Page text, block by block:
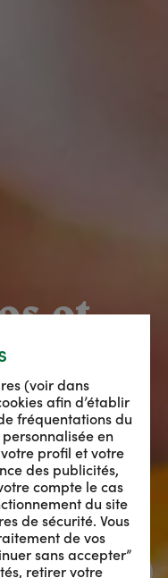
la
(voir dans
afin d’établir
fréquentations du
en
profil et votre
des publicités,
compte le cas
du site
de sécurité. Vous
de vos
sans accepter”
retirer votre